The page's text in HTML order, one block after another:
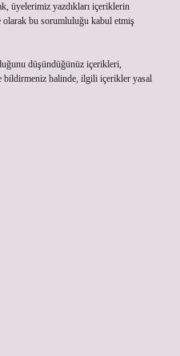
üyelerimiz yazdıkları içeriklerin
olarak bu sorumluluğu kabul etmiş
düşündüğünüz içerikleri,
bildirmeniz halinde, ilgili içerikler yasal